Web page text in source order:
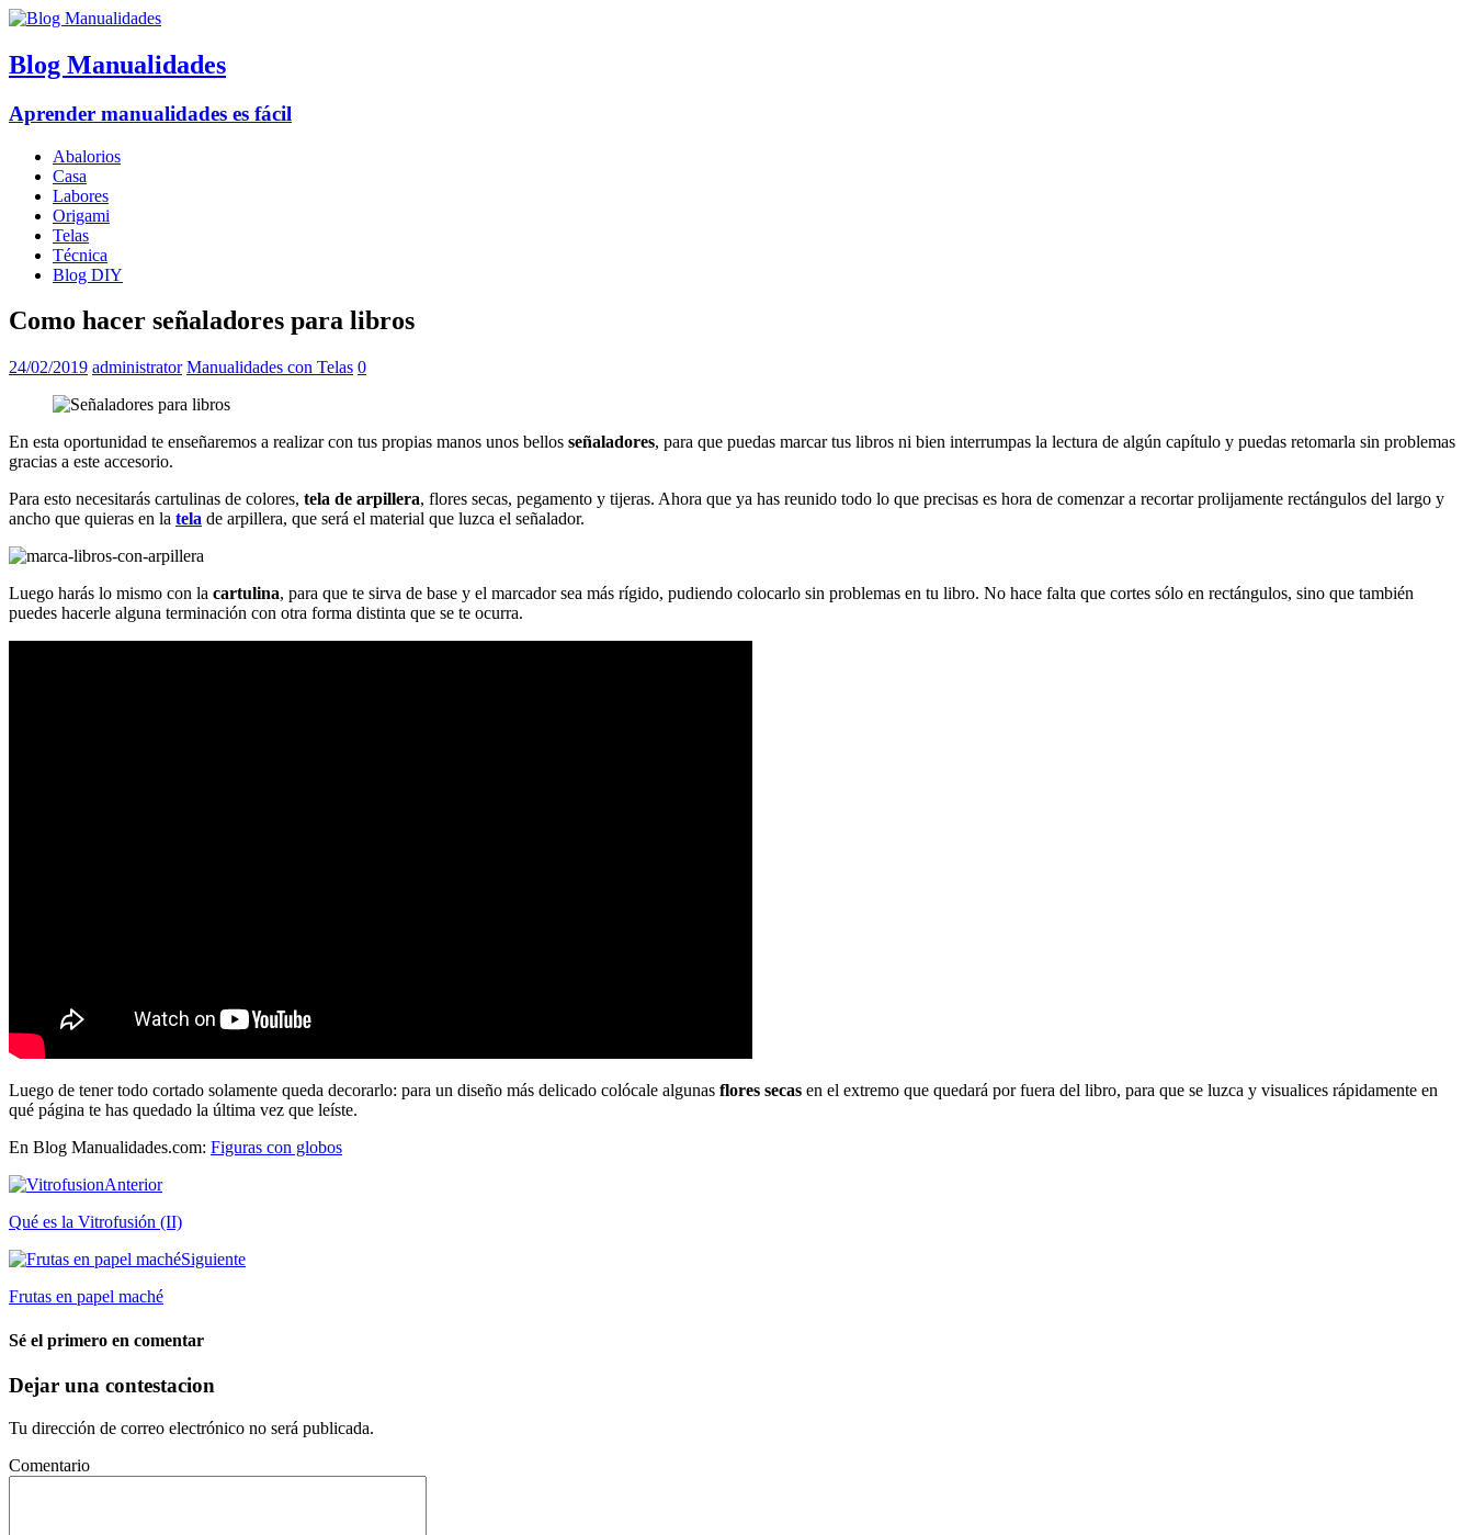
Blog Manualidades
Aprender manualidades es fácil
Abalorios
Casa
Labores
Origami
Telas
Técnica
Blog DIY
Como hacer señaladores para libros
24/02/2019 administrator Manualidades con Telas 0
En esta oportunidad te enseñaremos a realizar con tus propias manos unos bellos señaladores, para que puedas marcar tus libros ni bien interrumpas la lectura de algún capítulo y puedas retomarla sin problemas
gracias a este accesorio.
Para esto necesitarás cartulinas de colores, tela de arpillera, flores secas, pegamento y tijeras. Ahora que ya has reunido todo lo que precisas es hora de comenzar a recortar prolijamente rectángulos del largo y
ancho que quieras en la tela de arpillera, que será el material que luzca el señalador.
Luego harás lo mismo con la cartulina, para que te sirva de base y el marcador sea más rígido, pudiendo colocarlo sin problemas en tu libro. No hace falta que cortes sólo en rectángulos, sino que también
puedes hacerle alguna terminación con otra forma distinta que se te ocurra.
Luego de tener todo cortado solamente queda decorarlo: para un diseño más delicado colócale algunas flores secas en el extremo que quedará por fuera del libro, para que se luzca y visualices rápidamente en
qué página te has quedado la última vez que leíste.
En Blog Manualidades.com: Figuras con globos
Anterior
Qué es la Vitrofusión (II)
Siguiente
Frutas en papel maché
Sé el primero en comentar
Dejar una contestacion
Tu dirección de correo electrónico no será publicada.
Comentario